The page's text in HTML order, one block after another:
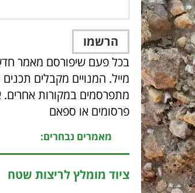
בכל פעם שיפורסם מאמר
מייל. המנויים מקבלים תכנים
מתפרסמים במקורות אחרים.
פרסומים או ספאם
מאמרים נבחרים:
ציוד מומלץ לריצות שטח